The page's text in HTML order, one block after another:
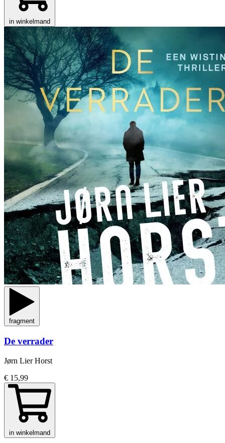
in winkelmand
fragment
De verrader
Jørn Lier Horst
€ 15,99
in winkelmand